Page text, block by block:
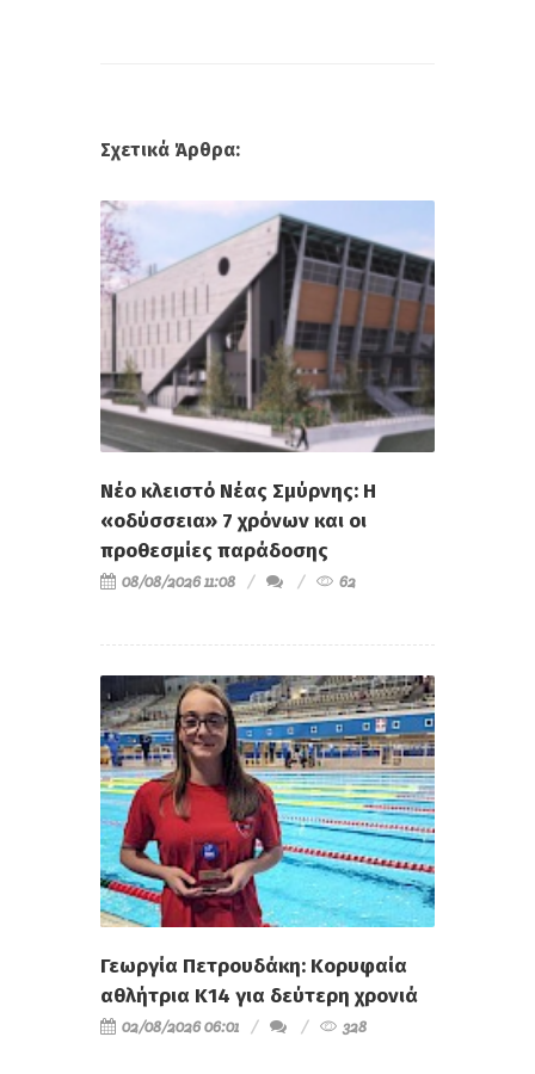
Σχετικά Άρθρα:
Νέο κλειστό Νέας Σμύρνης: Η
«οδύσσεια» 7 χρόνων και οι
προθεσμίες παράδοσης
08/08/2026 11:08 62
Γεωργία Πετρουδάκη: Κορυφαία
αθλήτρια Κ14 για δεύτερη χρονιά
02/08/2026 06:01 328